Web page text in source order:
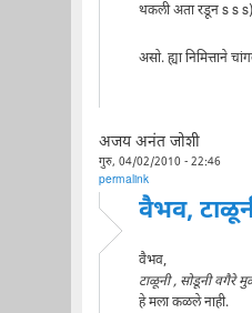
थकली अता रडून s s
असो. ह्या निमित्ताने
अजय अनंत जोशी
गुरु, 04/02/2010 - 22:46
permalink
वैभव,
वैभव,
टाळूनी , सोडूनी वगैरे
हे मला कळले नाही.